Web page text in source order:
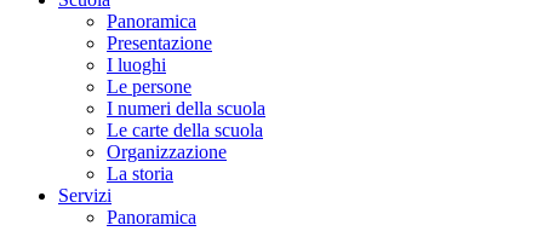
Panoramica
Presentazione
I luoghi
Le persone
I numeri della scuola
Le carte della scuola
Organizzazione
La storia
Servizi
Panoramica